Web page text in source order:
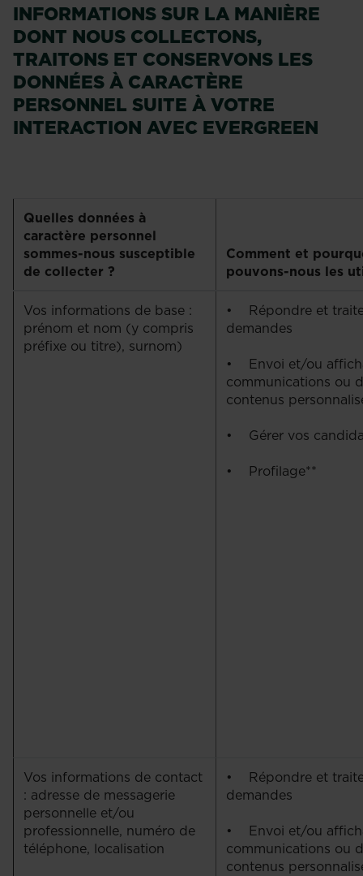
INFORMATIONS SUR LA MANIÈRE
DONT NOUS COLLECTONS,
TRAITONS ET CONSERVONS LES
DONNÉES À CARACTÈRE
PERSONNEL SUITE À VOTRE
INTERACTION AVEC EVERGREEN
Quelles données à
caractère personnel
sommes-nous susceptible
de collecter ?
Comment et
pouvons-nous les
Vos informations de base :
prénom et nom (y compris
préfixe ou titre), surnom)
• Répondre et
demandes
• Envoi et/ou
communications ou
contenus
• Gérer vos
• Profilage**
Vos informations de contact
: adresse de messagerie
personnelle et/ou
professionnelle, numéro de
téléphone, localisation
• Répondre et
demandes
• Envoi et/ou
communications ou
contenus